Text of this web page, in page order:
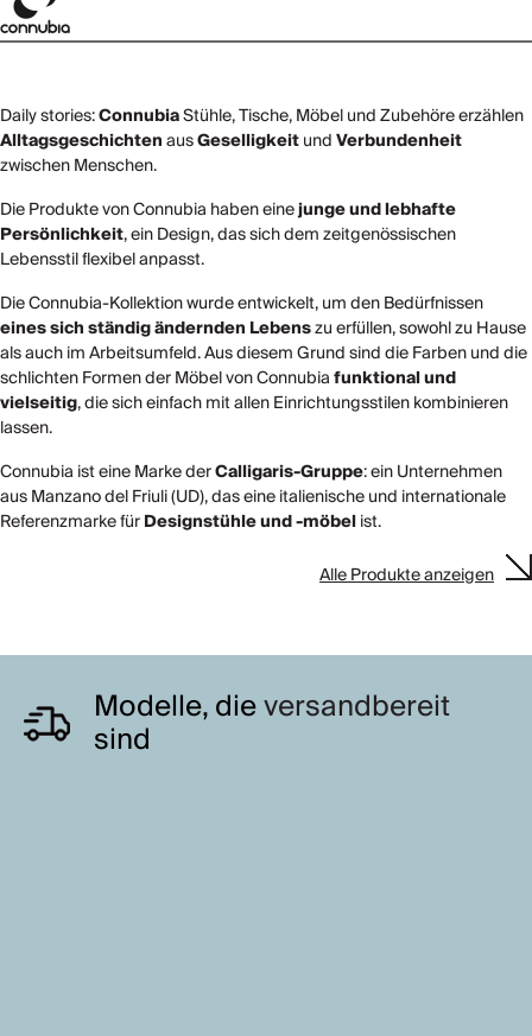
Daily stories:ConnubiaStühle, Tische, Möbel und Zubehöre erzählen
AlltagsgeschichtenausGeselligkeitundVerbundenheit
zwischen Menschen.
Die Produkte von Connubia haben einejunge und lebhafte
Persönlichkeit, ein Design, das sich dem zeitgenössischen
Lebensstil flexibel anpasst.
Die Connubia-Kollektion wurde entwickelt, um den Bedürfnissen
eines sich ständig ändernden Lebenszu erfüllen, sowohl zu Hause
als auch im Arbeitsumfeld. Aus diesem Grund sind die Farben und die
schlichten Formen der Möbel von Connubiafunktional und
vielseitig, die sich einfach mit allen Einrichtungsstilen kombinieren
lassen.
Connubia ist eine Marke derCalligaris-Gruppe: ein Unternehmen
aus Manzano del Friuli (UD), das eine italienische und internationale
Referenzmarke fürDesignstühle und -möbelist.
Alle Produkte anzeigen
Modelle, dieversandbereit
sind